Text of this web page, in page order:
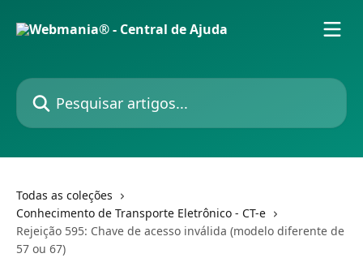
Pesquisar artigos...
Todas as coleções
Conhecimento de Transporte Eletrônico - CT-e
Rejeição 595: Chave de acesso inválida (modelo diferente de
57 ou 67)